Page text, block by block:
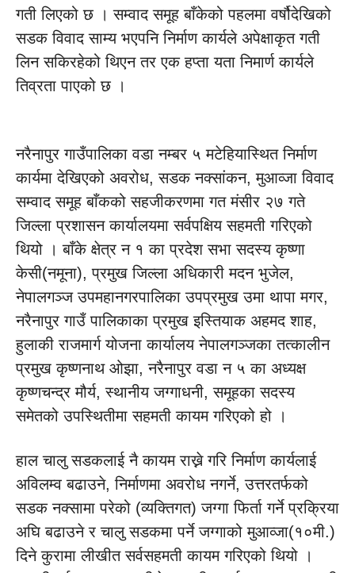
गती लिएको छ । सम्वाद समूह बाँकेको पहलमा वर्षौदेखिको
सडक विवाद साम्य भएपनि निर्माण कार्यले अपेक्षाकृत गती
लिन सकिरहेको थिएन तर एक हप्ता यता निमार्ण कार्यले
तिव्रता पाएको छ ।
नरैनापुर गाउँपालिका वडा नम्बर ५ मटेहियास्थित निर्माण
कार्यमा देखिएको अवरोध, सडक नक्सांकन, मुआव्जा विवाद
सम्वाद समूह बाँकको सहजीकरणमा गत मंसीर २७ गते
जिल्ला प्रशासन कार्यालयमा सर्वपक्षिय सहमती गरिएको
थियो । बाँके क्षेत्र न १ का प्रदेश सभा सदस्य कृष्णा
केसी(नमूना), प्रमुख जिल्ला अधिकारी मदन भुजेल,
नेपालगञ्ज उपमहानगरपालिका उपप्रमुख उमा थापा मगर,
नरैनापुर गाउँ पालिकाका प्रमुख इस्तियाक अहमद शाह,
हुलाकी राजमार्ग योजना कार्यालय नेपालगञ्जका तत्कालीन
प्रमुख कृष्णनाथ ओझा, नरैनापुर वडा न ५ का अध्यक्ष
कृष्णचन्द्र मौर्य, स्थानीय जग्गाधनी, समूहका सदस्य
समेतको उपस्थितीमा सहमती कायम गरिएको हो ।
हाल चालु सडकलाई नै कायम राख्ने गरि निर्माण कार्यलाई
अविलम्व बढाउने, निर्माणमा अवरोध नगर्ने, उत्तरतर्फको
सडक नक्सामा परेको (व्यक्तिगत) जग्गा फिर्ता गर्ने प्रक्रिया
अघि बढाउने र चालु सडकमा पर्ने जग्गाको मुआव्जा(१०मी.)
दिने कुरामा लीखीत सर्वसहमती कायम गरिएको थियो ।